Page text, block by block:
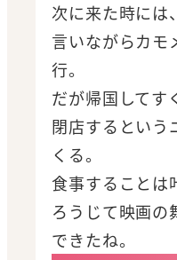
次に来た時には
言いながらカモ
行。
だが帰国してす
閉店するという
くる。
食事することは
ろうじて映画の
できたね。